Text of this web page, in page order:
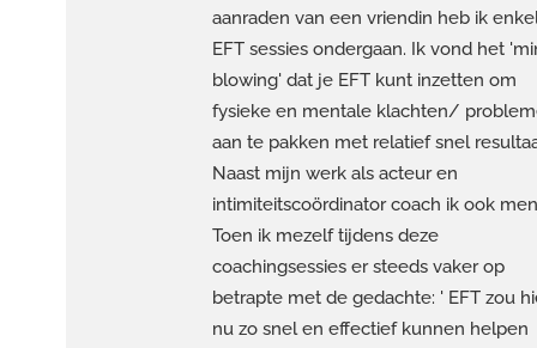
aanraden van een vriendin heb ik
EFT sessies ondergaan. Ik vond het
blowing' dat je EFT kunt inzetten om
fysieke en mentale klachten/
aan te pakken met relatief snel
Naast mijn werk als acteur en
intimiteitscoördinator coach ik ook
Toen ik mezelf tijdens deze
coachingsessies er steeds vaker op
betrapte met de gedachte: ' EFT zou
nu zo snel en effectief kunnen helpen